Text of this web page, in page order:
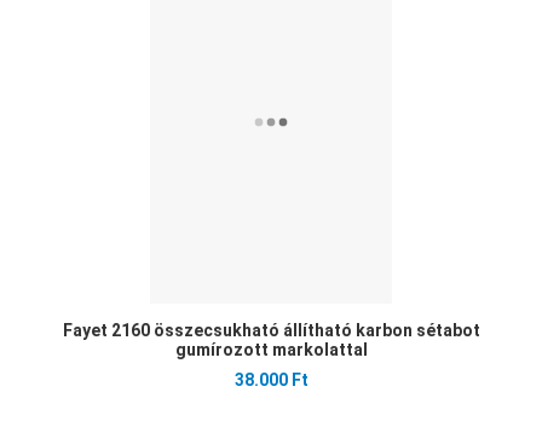
Fayet 2160 összecsukható állítható karbon sétabot
gumírozott markolattal
38.000 Ft